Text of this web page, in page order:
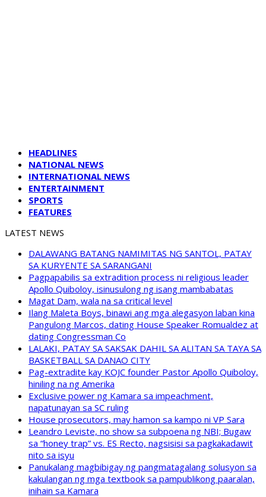
HEADLINES
NATIONAL NEWS
INTERNATIONAL NEWS
ENTERTAINMENT
SPORTS
FEATURES
LATEST NEWS
DALAWANG BATANG NAMIMITAS NG SANTOL, PATAY
SA KURYENTE SA SARANGANI
Pagpapabilis sa extradition process ni religious leader
Apollo Quiboloy, isinusulong ng isang mambabatas
Magat Dam, wala na sa critical level
Ilang Maleta Boys, binawi ang mga alegasyon laban kina
Pangulong Marcos, dating House Speaker Romualdez at
dating Congressman Co
LALAKI, PATAY SA SAKSAK DAHIL SA ALITAN SA TAYA SA
BASKETBALL SA DANAO CITY
Pag-extradite kay KOJC founder Pastor Apollo Quiboloy,
hiniling na ng Amerika
Exclusive power ng Kamara sa impeachment,
napatunayan sa SC ruling
House prosecutors, may hamon sa kampo ni VP Sara
Leandro Leviste, no show sa subpoena ng NBI; Bugaw
sa “honey trap” vs. ES Recto, nagsisisi sa pagkakadawit
nito sa isyu
Panukalang magbibigay ng pangmatagalang solusyon sa
kakulangan ng mga textbook sa pampublikong paaralan,
inihain sa Kamara